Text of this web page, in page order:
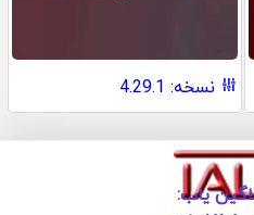
نسخه: 4.29.1
یاب: